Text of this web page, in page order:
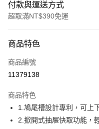
付款與運送方式
超取滿NT$390免運
POYA支付
信用卡一次付款
LINE Pay
Apple Pay
商品特色
商品編號
11379138
商品特色
1.鳩尾槽設計專利，可上
2.掀開式抽屜快取功能，